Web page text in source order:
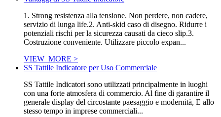
1. Strong resistenza alla tensione. Non perdere, non cadere,
servizio di lunga life.2. Anti-skid caso di disegno. Ridurre i
potenziali rischi per la sicurezza causati da cieco slip.3.
Costruzione conveniente. Utilizzare piccolo expan...
VIEW_MORE >
SS Tattile Indicatore per Uso Commerciale
SS Tattile Indicatori sono utilizzati principalmente in luoghi
con una forte atmosfera di commercio. Al fine di garantire il
generale display del circostante paesaggio e modernità, E allo
stesso tempo in imprese commerciali...